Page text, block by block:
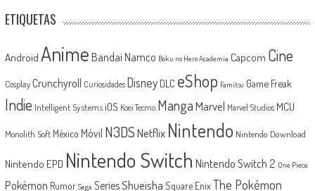
ETIQUETAS
Android Anime Bandai Namco Boku no Hero Academia Capcom Cine
Cosplay Crunchyroll Curiosidades Disney DLC eShop Famitsu Game Freak
Indie Intelligent Systems iOS Koei Tecmo MangaMarvel Marvel Studios MCU
Monolith Soft México Móvil N3DSNetflix Nintendo Nintendo Download
Nintendo EPD Nintendo Switch Nintendo Switch 2 One Piece
Pokémon Rumor Sega SeriesShueisha Square EnixThe Pokémon